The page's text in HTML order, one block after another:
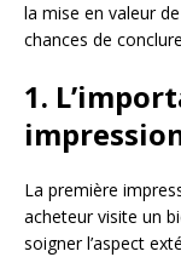
la mise en valeur
chances de
1.
La première
acheteur visite un
soigner l’aspect